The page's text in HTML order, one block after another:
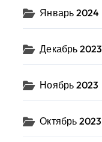
Январь 2024
Декабрь 2023
Ноябрь 2023
Октябрь 2023